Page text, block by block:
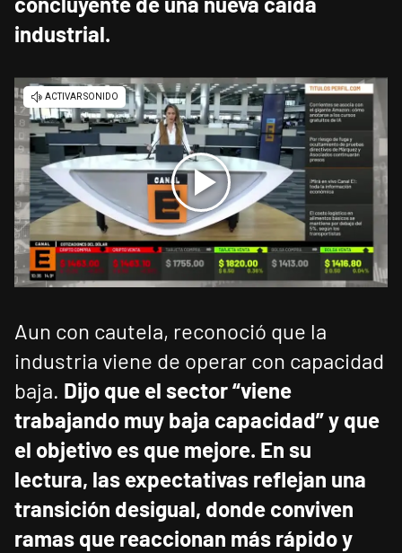
industrial.
Aun con cautela, reconoció que la
industria viene de operar con capacidad
baja. Dijo que el sector “viene
trabajando muy baja capacidad” y que
el objetivo es que mejore. En su
lectura, las expectativas reflejan una
transición desigual, donde conviven
ramas que reaccionan más rápido y